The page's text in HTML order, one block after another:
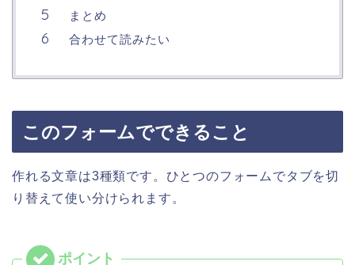
まとめ
合わせて読みたい
このフォームでできること
作れる文章は3種類です。ひとつのフォームでタブを切
り替えて使い分けられます。